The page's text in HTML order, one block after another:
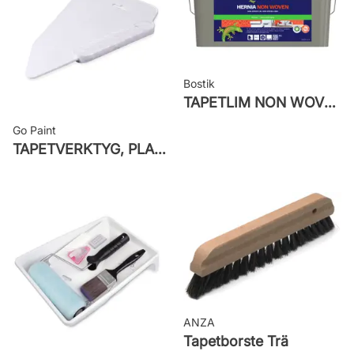
väggen
Leverantörens artikelnummer: 2025
Go Paint
TAPETVERKTYG, PLAST GO PAINT
Bostik
TAPETLIM NON WOVEN
ANZA
Tapetborste Trä